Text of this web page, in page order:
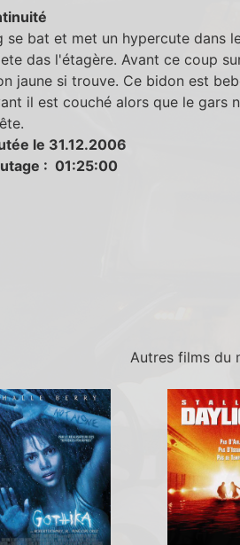
se bat et met un hypercute dans
das l'étagère. Avant ce coup
jaune si trouve. Ce bidon est
il est couché alors que le gars
le 31.12.2006
: 01:25:00
Autres films du